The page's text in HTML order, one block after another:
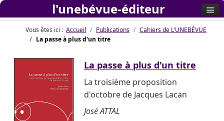
Vous êtes ici : Accueil Publications
Cahiers de L'UNEBÉVUE
La passe à plus d'un titre
La passe à plus d'un titre
La troisième proposition
d'octobre de Jacques Lacan
José ATTAL
l'unebévue-éditeur